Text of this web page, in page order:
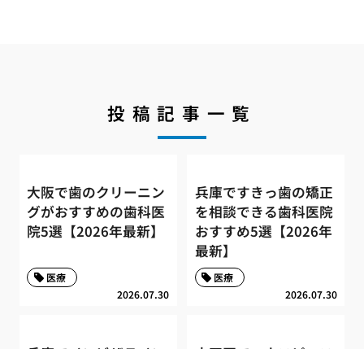
投稿記事一覧
大阪で歯のクリーニン
グがおすすめの歯科医
院5選【2026年最新】
2026.07.30
医療
兵庫ですきっ歯の矯正
を相談できる歯科医院
おすすめ5選【2026年
最新】
2026.07.30
医療